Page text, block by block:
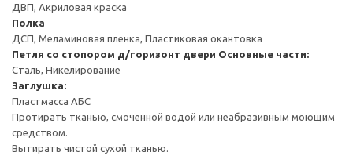
ДВП, Акриловая краска
Полка
ДСП, Меламиновая пленка, Пластиковая окантовка
Петля со стопором д/горизонт двери Основные части:
Сталь, Никелирование
Заглушка:
Пластмасса АБС
Протирать тканью, смоченной водой или неабразивным моющим
средством.
Вытирать чистой сухой тканью.